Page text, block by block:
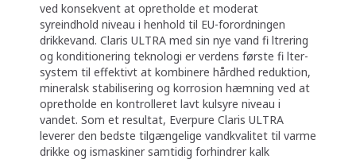
ved konsekvent at opretholde et moderat
syreindhold niveau i henhold til EU-forordningen
drikkevand. Claris ULTRA med sin nye vand fi ltrering
og konditionering teknologi er verdens første fi lter-
system til effektivt at kombinere hårdhed reduktion,
mineralsk stabilisering og korrosion hæmning ved at
opretholde en kontrolleret lavt kulsyre niveau i
vandet. Som et resultat, Everpure Claris ULTRA
leverer den bedste tilgængelige vandkvalitet til varme
drikke og ismaskiner samtidig forhindrer kalk